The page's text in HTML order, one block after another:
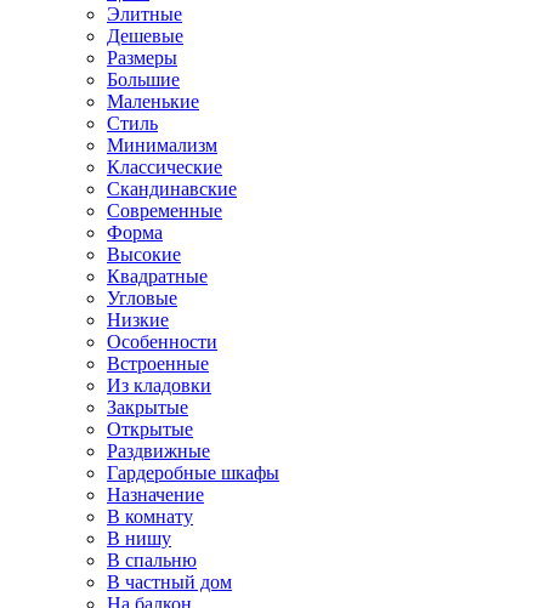
Элитные
Дешевые
Размеры
Большие
Маленькие
Стиль
Минимализм
Классические
Скандинавские
Современные
Форма
Высокие
Квадратные
Угловые
Низкие
Особенности
Встроенные
Из кладовки
Закрытые
Открытые
Раздвижные
Гардеробные шкафы
Назначение
В комнату
В нишу
В спальню
В частный дом
На балкон